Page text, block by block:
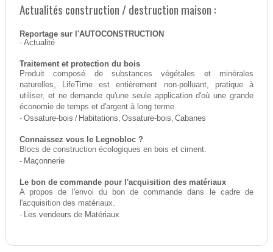
Actualités construction / destruction maison :
Reportage sur l'AUTOCONSTRUCTION
- Actualité
Traitement et protection du bois
Produit composé de substances végétales et minérales
naturelles, LifeTime est entièrement non-polluant, pratique à
utiliser, et ne demande qu'une seule application d'où une grande
économie de temps et d'argent à long terme.
- Ossature-bois / Habitations, Ossature-bois, Cabanes
Connaissez vous le Legnobloc ?
Blocs de construction écologiques en bois et ciment.
- Maçonnerie
Le bon de commande pour l'acquisition des matériaux
A propos de l'envoi du bon de commande dans le cadre de
l'acquisition des matériaux.
- Les vendeurs de Matériaux